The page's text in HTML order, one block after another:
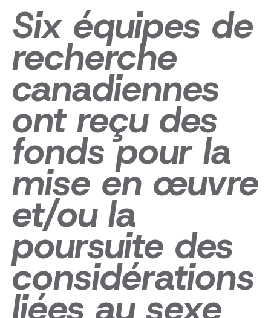
Six équipes de
recherche
canadiennes
ont reçu des
fonds pour la
mise en œuvre
et/ou la
poursuite des
considérations
liées au sexe